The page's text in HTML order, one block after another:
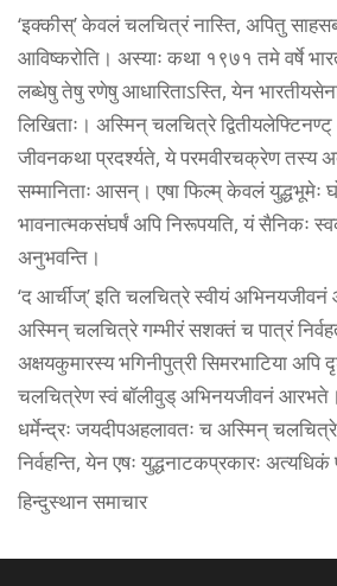
‘इक्कीस्’ केवलं चलचित्रं नास्ति, अपितु
आविष्करोति। अस्याः कथा १९७१ तमे वर्षे
लब्धेषु तेषु रणेषु आधारिताऽस्ति, येन
लिखिताः। अस्मिन् चलचित्रे
जीवनकथा प्रदर्श्यते, ये परमवीरचक्रेण तस्य
सम्मानिताः आसन्। एषा फिल्म् केवलं युद्धभूमेः
भावनात्मकसंघर्षं अपि निरूपयति, यं सैनिकः
अनुभवन्ति।
‘द आर्चीज्’ इति चलचित्रे स्वीयं अभिनयजीवनं
अस्मिन् चलचित्रे गम्भीरं सशक्तं च पात्रं
अक्षयकुमारस्य भगिनीपुत्री सिमरभाटिया अपि
चलचित्रेण स्वं बॉलीवुड् अभिनयजीवनं आरभते।
धर्मेन्द्रः जयदीपअहलावतः च अस्मिन् चलचित्रे
निर्वहन्ति, येन एषः युद्धनाटकप्रकारः अत्यधिकं
हिन्दुस्थान समाचार